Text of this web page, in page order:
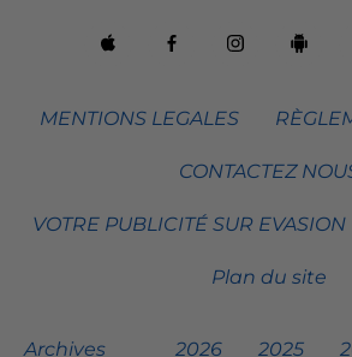
MENTIONS LEGALES
CONTACTEZ
VOTRE PUBLICITÉ SUR EVASION
Plan du site
Archives 2026 2025